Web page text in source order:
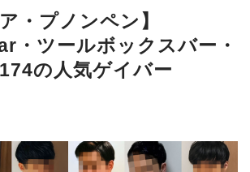
・プノンペン】
・ツールボックスバー・
の人気ゲイバー